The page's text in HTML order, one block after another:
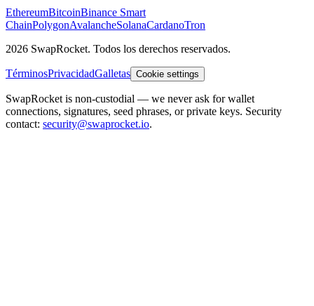
EthereumBitcoinBinance Smart
ChainPolygonAvalancheSolanaCardanoTron
2026 SwapRocket. Todos los derechos reservados.
TérminosPrivacidadGalletas Cookie settings
SwapRocket is non-custodial — we never ask for wallet
connections, signatures, seed phrases, or private keys. Security
contact: security@swaprocket.io.